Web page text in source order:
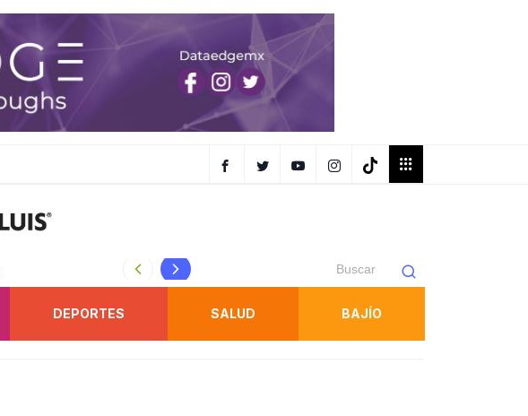
FENAPO tendrá taxis oficiales identificados para
DEPORTES SALUD BAJÍO